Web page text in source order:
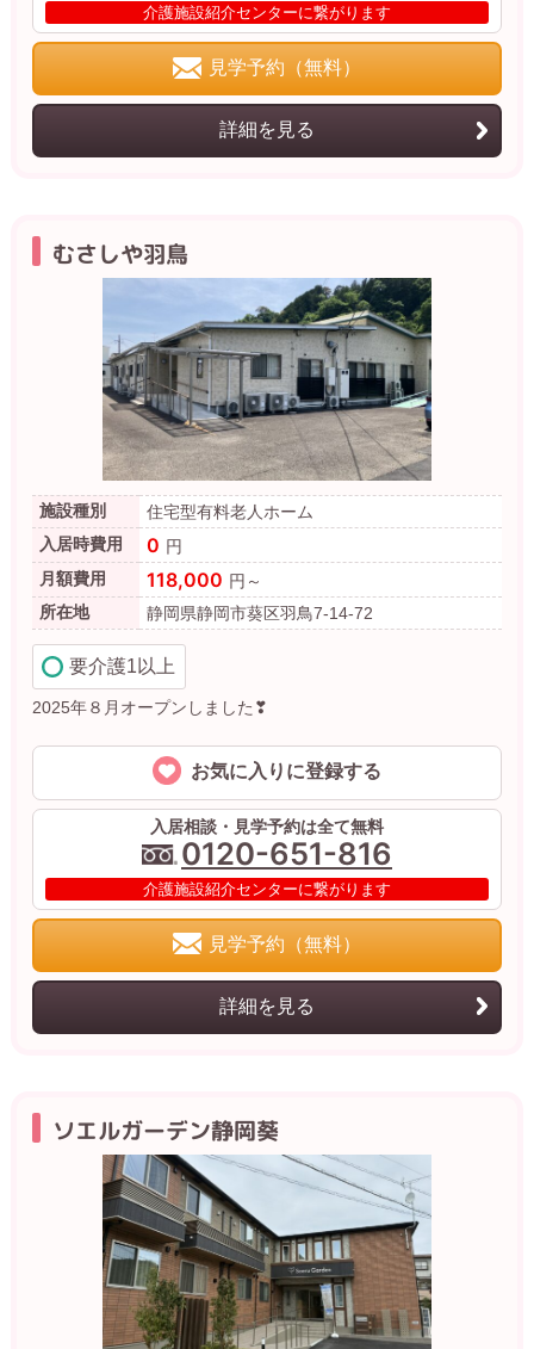
介護施設紹介センターに繋がります
見学予約（無料）
詳細を見る
むさしや羽鳥
2025年８月オープンしました❣
施設種別
住宅型有料老人ホーム
入居時費用
0 円
月額費用
118,000 円～
所在地
静岡県静岡市葵区羽鳥7-14-72
要介護1以上
お気に入りに登録する
入居相談・見学予約は全て無料
0120-651-816
介護施設紹介センターに繋がります
見学予約（無料）
詳細を見る
ソエルガーデン静岡葵